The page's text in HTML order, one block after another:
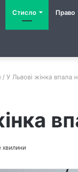
Стисло Право
/ У Львові жінка впала